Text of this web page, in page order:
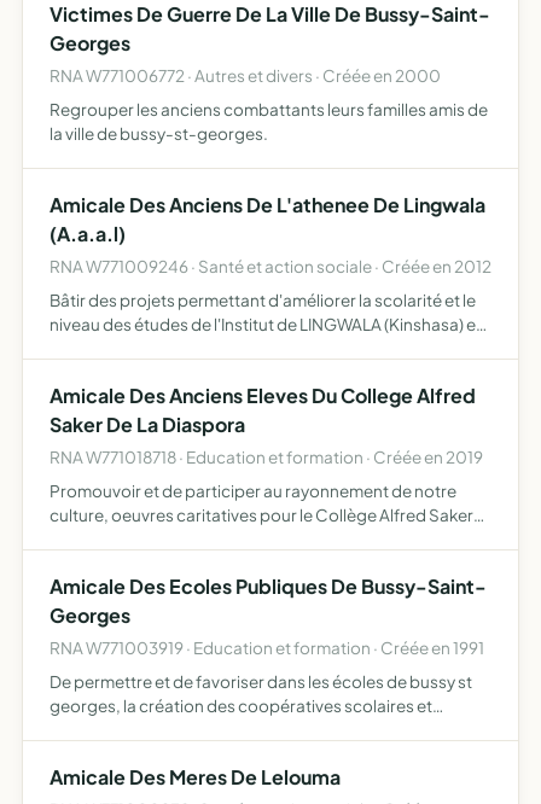
Victimes De Guerre De La Ville De Bussy-Saint-
Georges
RNA W771006772 · Autres et divers · Créée en 2000
Regrouper les anciens combattants leurs familles amis de
la ville de bussy-st-georges.
Amicale Des Anciens De L'athenee De Lingwala
(A.a.a.l)
RNA W771009246 · Santé et action sociale · Créée en 2012
Bâtir des projets permettant d'améliorer la scolarité et le
niveau des études de l'Institut de LINGWALA (Kinshasa) et
Amicale Des Anciens Eleves Du College Alfred
Saker De La Diaspora
RNA W771018718 · Education et formation · Créée en 2019
Promouvoir et de participer au rayonnement de notre
culture, oeuvres caritatives pour le Collège Alfred Saker
Amicale Des Ecoles Publiques De Bussy-Saint-
Georges
RNA W771003919 · Education et formation · Créée en 1991
De permettre et de favoriser dans les écoles de bussy st
georges, la création des coopératives scolaires et
Amicale Des Meres De Lelouma